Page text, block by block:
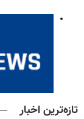
تازه‌ترین اخبار